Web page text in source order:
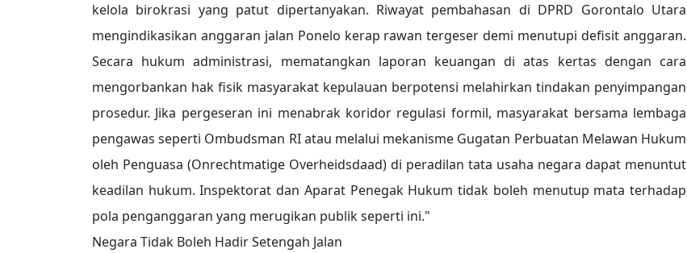
kelola birokrasi yang patut dipertanyakan. Riwayat pembahasan di DPRD Gorontalo Utara
mengindikasikan anggaran jalan Ponelo kerap rawan tergeser demi menutupi defisit anggaran.
Secara hukum administrasi, mematangkan laporan keuangan di atas kertas dengan cara
mengorbankan hak fisik masyarakat kepulauan berpotensi melahirkan tindakan penyimpangan
prosedur. Jika pergeseran ini menabrak koridor regulasi formil, masyarakat bersama lembaga
pengawas seperti Ombudsman RI atau melalui mekanisme Gugatan Perbuatan Melawan Hukum
oleh Penguasa (Onrechtmatige Overheidsdaad) di peradilan tata usaha negara dapat menuntut
keadilan hukum. Inspektorat dan Aparat Penegak Hukum tidak boleh menutup mata terhadap
pola penganggaran yang merugikan publik seperti ini."
Negara Tidak Boleh Hadir Setengah Jalan